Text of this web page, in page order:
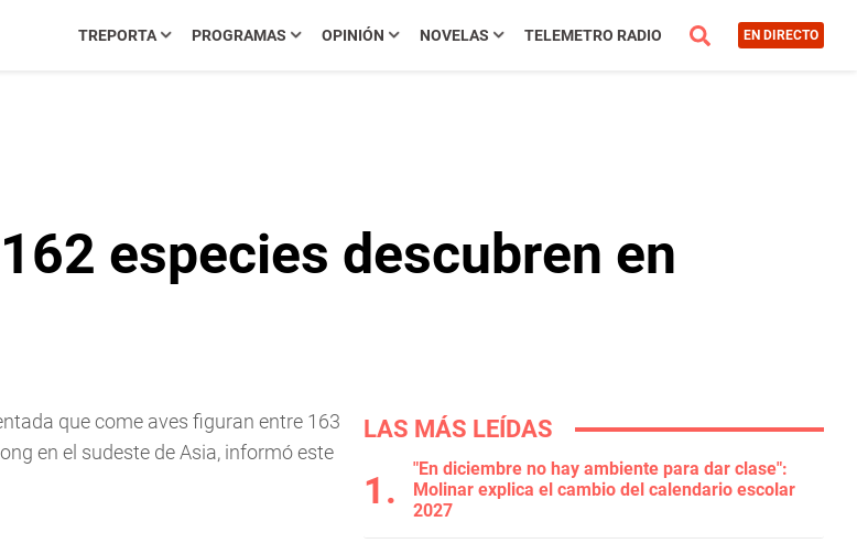
TREPORTA PROGRAMAS OPINIÓN NOVELAS TELEMETRO RADIO EN DIRECTO
especies descubren en
que come aves figuran entre 163
en el sudeste de Asia, informó este
LAS MÁS LEÍDAS
"En diciembre no hay ambiente para dar clase":
Molinar explica el cambio del calendario escolar
2027